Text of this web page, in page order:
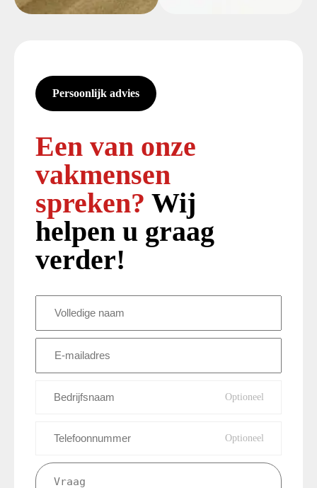
Persoonlijk advies
Een van onze
vakmensen
spreken? Wij
helpen u graag
verder!
naam
mailadres
Vraag
(Vereist)